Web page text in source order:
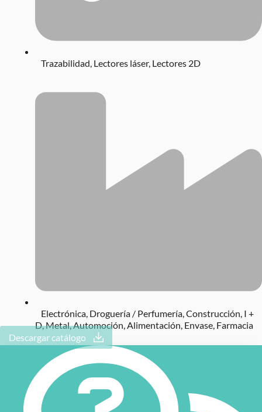
Trazabilidad Lectores láser, Lectores 2D
Electrónica Droguería / Perfumería Construcción I +
D,Metal,Automoción Alimentación Envase Farmacia
Descargar catálogo